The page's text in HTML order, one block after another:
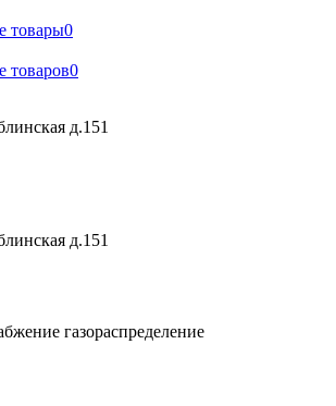
товары0
товаров0
д.151
д.151
газораспределение